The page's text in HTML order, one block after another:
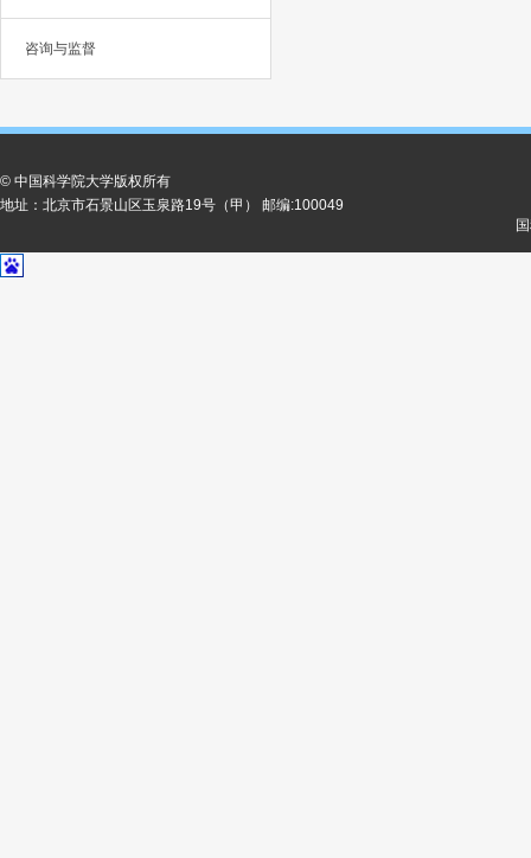
咨询与监督
© 中国科学院大学版权所有
地址：北京市石景山区玉泉路19号（甲） 邮编:100049